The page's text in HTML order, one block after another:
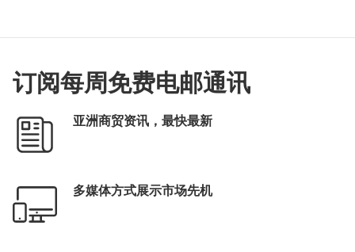
订阅每周免费电邮通讯
亚洲商贸资讯，最快最新
多媒体方式展示市场先机